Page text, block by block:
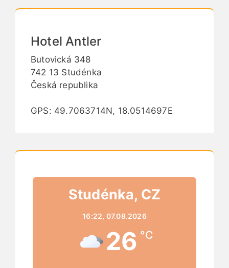
Hotel Antler
Butovická 348
742 13 Studénka
Česká republika
GPS: 49.7063714N, 18.0514697E
Studénka, CZ
16:22, 07.08.2026
26 °C